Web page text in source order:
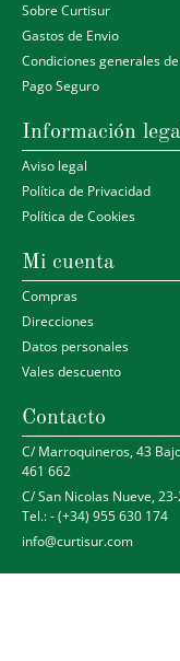
Sobre Curtisur
Gastos de Envio
Condiciones generales
Pago Seguro
Información
Aviso legal
Política de Privacidad
Política de Cookies
Mi cuenta
Compras
Direcciones
Datos personales
Vales descuento
Contacto
C/ Marroquineros, 43
461 662
C/ San Nicolas Nueve,
Tel.: - (+34) 955 630 174
info@curtisur.com